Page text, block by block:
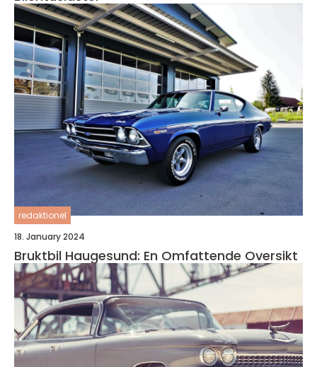
redaktionel
18. January 2024
Bruktbil Haugesund: En Omfattende Oversikt